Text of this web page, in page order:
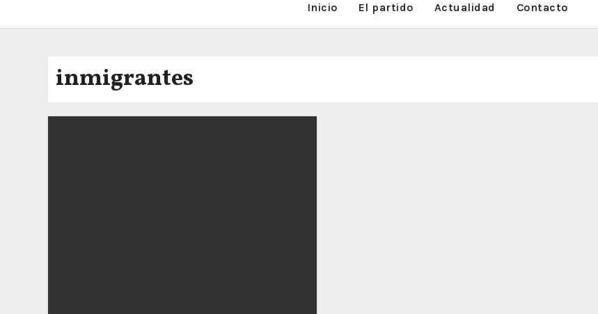
Inicio El partido Actualidad Contacto
inmigrantes